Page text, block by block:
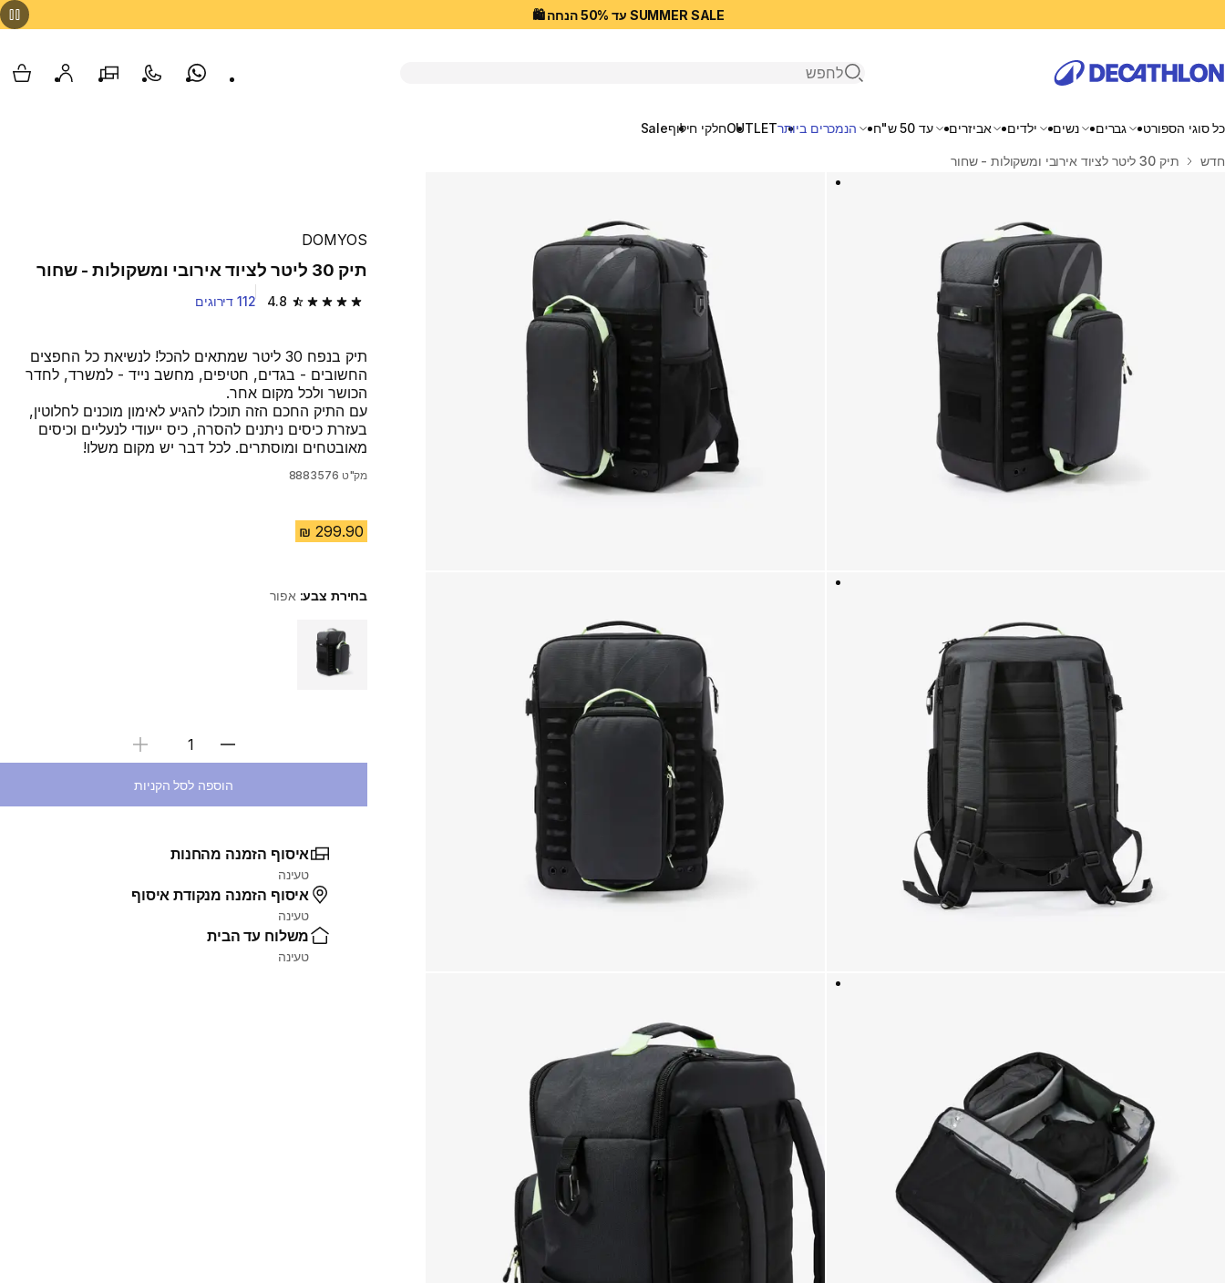
SUMMER SALE עד 50% הנחה 🛍️
פתיחת חיפוש
Whatsappצור קשרהסניפים שלנוהחשבון שלי
כל סוגי הספורט גברים נשים ילדים אביזרים עד 50 ש"ח הנמכרים ביותרOUTLETחלקי חילוףSale
בית
חדש תיק 30 ליטר לציוד אירובי ומשקולות - שחור
DOMYOS
תיק 30 ליטר לציוד אירובי ומשקולות - שחור
4.8 4.8 out of 5 stars from 112 reviews 112 דירוגים
תיק בנפח 30 ליטר שמתאים להכל‎! לנשיאת כל החפצים
החשובים - בגדים, חטיפים, מחשב נייד - למשרד, לחדר
הכושר ולכל מקום אחר.
עם התיק החכם הזה תוכלו להגיע לאימון מוכנים לחלוטין,
בעזרת כיסים ניתנים להסרה, כיס ייעודי לנעליים וכיסים
מאובטחים ומוסתרים‎. לכל דבר יש מקום משלו!
מק"ט 8883576
בחירת צבע: אפור
Choose a variant
בחירת כמות
הוספה לסל הקניות
איסוף הזמנה מהחנות
טעינה
איסוף הזמנה מנקודת איסוף
טעינה
משלוח עד הבית
טעינה